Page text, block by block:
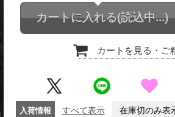
カートに入れる(読込中...)
カートを見る ・ご
入荷情報 すべて表示 在庫切のみ表